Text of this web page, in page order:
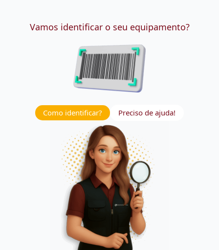
Vamos identificar o seu equipamento?
Como identificar? Preciso de ajuda!